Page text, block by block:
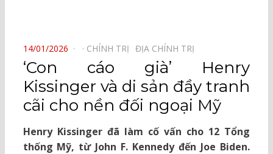
POSTED
ON
14/01/2026 CHÍNH TRỊ⠀ ĐỊA CHÍNH TRỊ⠀
‘Con cáo già’ Henry
Kissinger và di sản đầy tranh
cãi cho nền đối ngoại Mỹ
Henry Kissinger đã làm cố vấn cho 12 Tổng
thống Mỹ, từ John F. Kennedy đến Joe Biden.